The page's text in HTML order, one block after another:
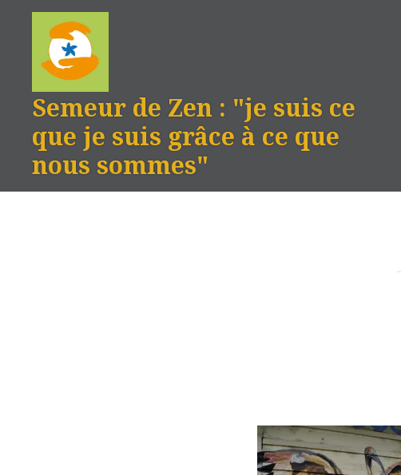
Semeur de Zen : "je suis ce
que je suis grâce à ce que
nous sommes"